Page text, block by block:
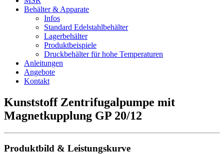
Behälter & Apparate
Infos
Standard Edelstahlbehälter
Lagerbehälter
Produktbeispiele
Druckbehälter für hohe Temperaturen
Anleitungen
Angebote
Kontakt
Kunststoff Zentrifugalpumpe mit
Magnetkupplung GP 20/12
Produktbild & Leistungskurve